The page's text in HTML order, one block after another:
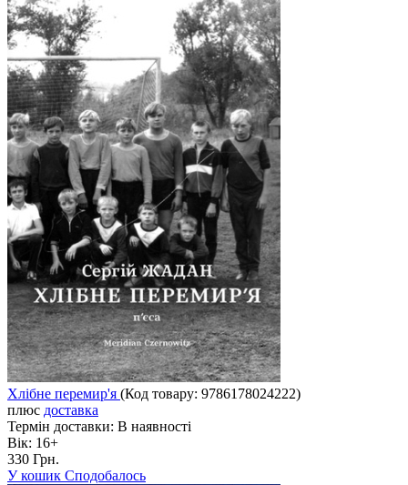
Хлібне перемир'я (Код товару: 9786178024222)
плюс доставка
Термін доставки: В наявності
Вік: 16+
330 Грн.
У кошик Сподобалось